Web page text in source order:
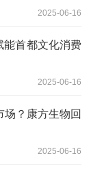
2025-06-16
能首都文化消费
2025-06-16
场？康方生物回
2025-06-16